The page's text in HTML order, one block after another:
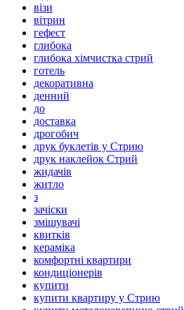
візи
вітрин
гефест
глибока
глибока хімчистка стрий
готель
декоративна
денний
до
доставка
дрогобич
друк буклетів у Стрию
друк наклейок Стрий
жидачів
житло
з
зачіски
змішувачі
квитків
кераміка
комфортні квартири
кондиціонерів
купити
купити квартиру у Стрию